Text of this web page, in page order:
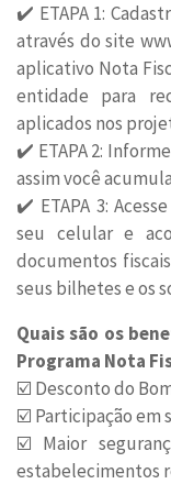
✔️ ETAPA 1:
através do site
aplicativo Nota
entidade para
aplicados nos
✔️ ETAPA 2:
assim você
✔️ ETAPA 3:
seu celular e
documentos
seus bilhetes e os
Quais são os
Programa Nota
☑️ Desconto do
☑️ Participação em
☑️ Maior
estabelecimentos